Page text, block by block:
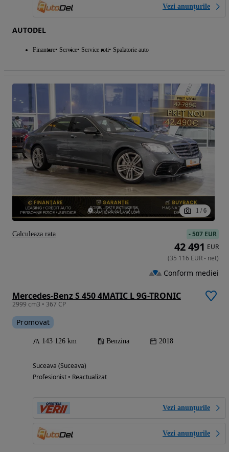
Vezi anunțurile
AUTODEL
Finantare Service Service roti Spalatorie auto
1 / 6
Mercedes-Benz S 450 4MATIC L 9G-TRONIC
2999 cm3 • 367 CP
Promovat
143 126 km Benzina 2018
Suceava (Suceava)
Profesionist • Reactualizat
Vezi anunțurile
Vezi anunțurile
-507 EUR
42 491 EUR
(35 116 EUR- net)
Conform mediei
Calculeaza rata